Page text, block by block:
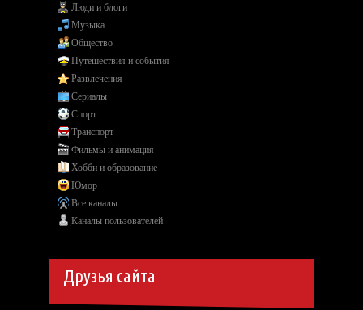
Люди и блоги
Музыка
Общество
Путешествия и события
Развлечения
Сериалы
Спорт
Транспорт
Фильмы и анимация
Хобби и образование
Юмор
Все каналы
Каналы пользователей
Друзья сайта